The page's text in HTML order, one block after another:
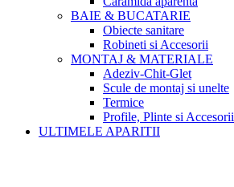
BAIE & BUCATARIE
Obiecte sanitare
Robineti si Accesorii
MONTAJ & MATERIALE
Adeziv-Chit-Glet
Scule de montaj si unelte
Termice
Profile, Plinte si Accesorii
ULTIMELE APARITII